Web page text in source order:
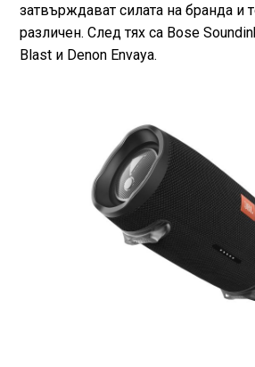
затвърждават силата на бранда и
различен. След тях са Bose
Blast и Denon Envaya.